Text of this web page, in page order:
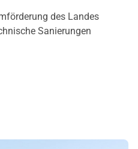
des Landes
Sanierungen